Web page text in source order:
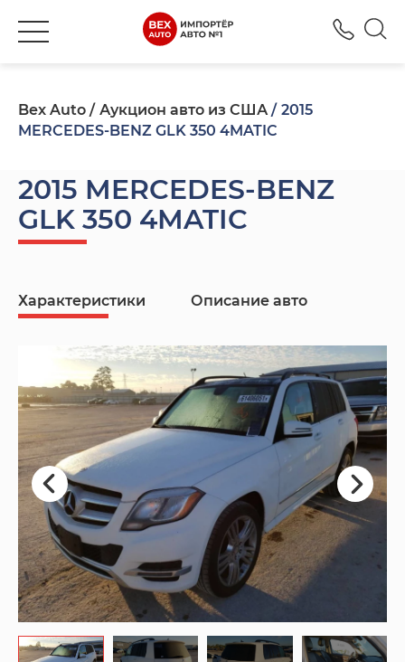
Bex Auto Аукцион авто из США
2015
MERCEDES-BENZ GLK 350 4MATIC
2015 MERCEDES-BENZ
GLK 350 4MATIC
Характеристики Описание авто